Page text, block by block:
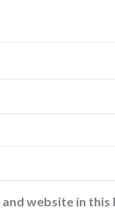
and website in